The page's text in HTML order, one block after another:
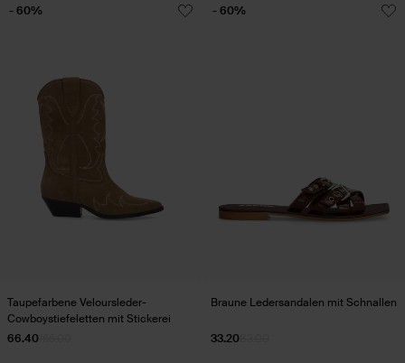
Taupefarbene Veloursleder-
Cowboystiefeletten mit Stickerei
66.40
- 60%
Braune Ledersandalen mit Schnallen
33.20
- 60%